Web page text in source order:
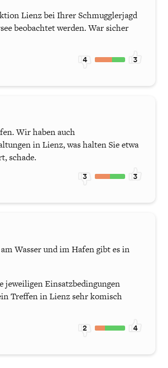
Lienz bei Ihrer Schmugglerjagd
beobachtet werden. War sicher
4 3
Wir haben auch
in Lienz, was halten Sie etwa
schade.
3 3
Wasser und im Hafen gibt es in
jeweiligen Einsatzbedingungen
Treffen in Lienz sehr komisch
2 4